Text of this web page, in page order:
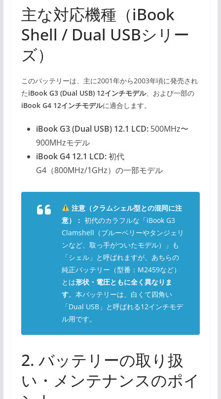
主な対応機種（iBook
Shell / Dual USBシリー
ズ）
このバッテリーは、主に2001年から2003年頃に発売され
たiBook G3 (Dual USB) 12インチモデル、および一部の
iBook G4 12インチモデルに適合します。
iBook G3 (Dual USB) 12.1 LCD:500MHz〜
900MHzモデル
iBook G4 12.1 LCD:初代
G4（800MHz/1GHz）の一部モデル
注意（クラムシェル型との混同に注
意）： 初代のカラフルな「iBook G3
Clamshell（ブルーベリーやタンジェリ
ンなど、取っ手がついたモデル）」も
「シェル」と呼ばれますが、あちらの
純正バッテリー（型番：M2459など）
とは形状・電圧ともに全く異なりま
す。本バッテリーは、白くて四角い
「Dual USB」と呼ばれる12インチモデ
ル用です。
2. バッテリーの取り扱
い・メンテナンスのポイ